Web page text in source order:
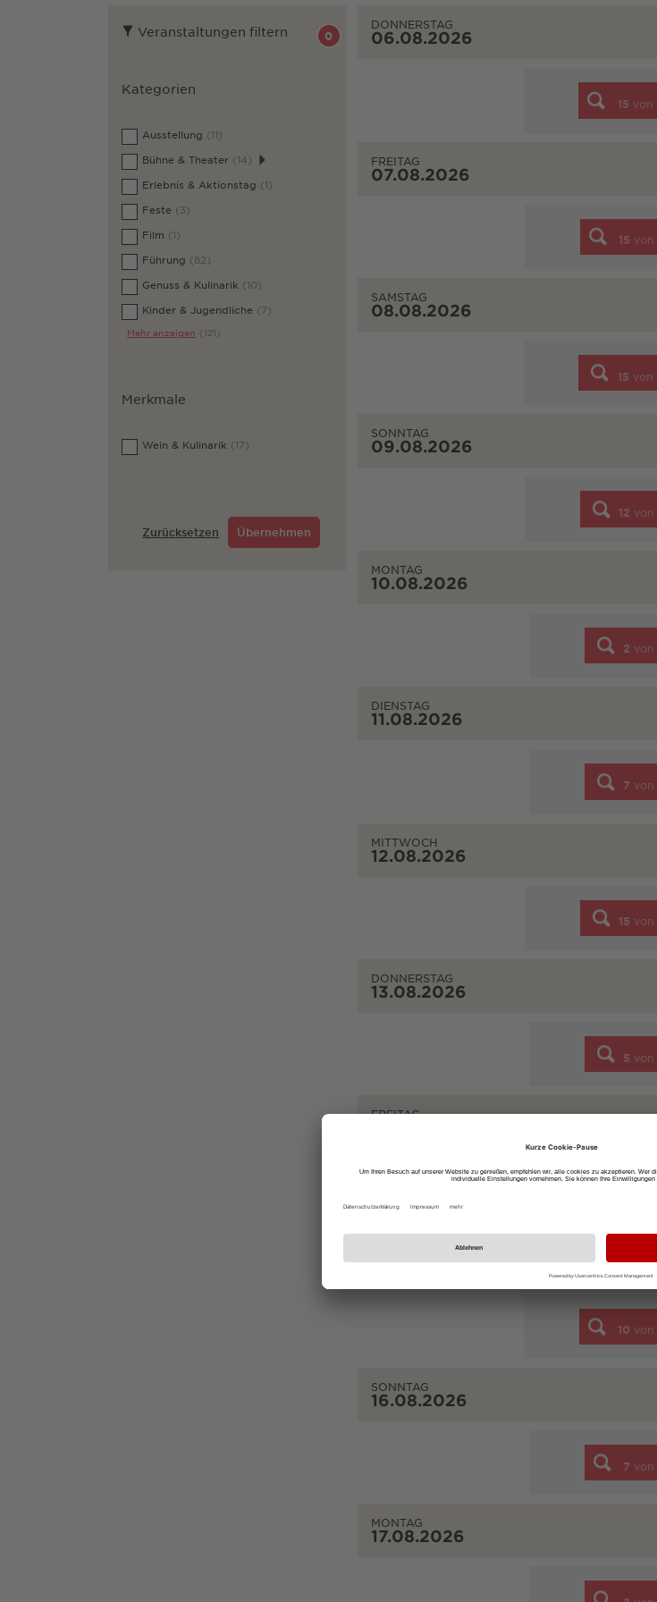
Veranstaltungen filtern 0
Kategorien
Ausstellung (11)
Bühne & Theater (14)
Erlebnis & Aktionstag (1)
Feste (3)
Film (1)
Führung (82)
Genuss & Kulinarik (10)
Kinder & Jugendliche (7)
Mehr anzeigen (121)
Merkmale
Wein & Kulinarik (17)
Zurücksetzen Übernehmen
DONNERSTAG
06.08.2026
15 von
FREITAG
07.08.2026
15 von
SAMSTAG
08.08.2026
15 von
SONNTAG
09.08.2026
12 von
MONTAG
10.08.2026
2 von
DIENSTAG
11.08.2026
7 von
MITTWOCH
12.08.2026
15 von
DONNERSTAG
13.08.2026
5 von
FREITAG
15.08.2026
10 von
SONNTAG
16.08.2026
7 von
MONTAG
17.08.2026